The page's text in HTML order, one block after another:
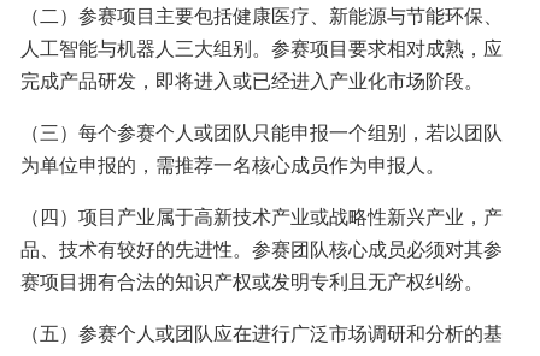
（二）参赛项目主要包括健康医疗、新能源与节能环保、
人工智能与机器人三大组别。参赛项目要求相对成熟，应
完成产品研发，即将进入或已经进入产业化市场阶段。
（三）每个参赛个人或团队只能申报一个组别，若以团队
为单位申报的，需推荐一名核心成员作为申报人。
（四）项目产业属于高新技术产业或战略性新兴产业，产
品、技术有较好的先进性。参赛团队核心成员必须对其参
赛项目拥有合法的知识产权或发明专利且无产权纠纷。
（五）参赛个人或团队应在进行广泛市场调研和分析的基